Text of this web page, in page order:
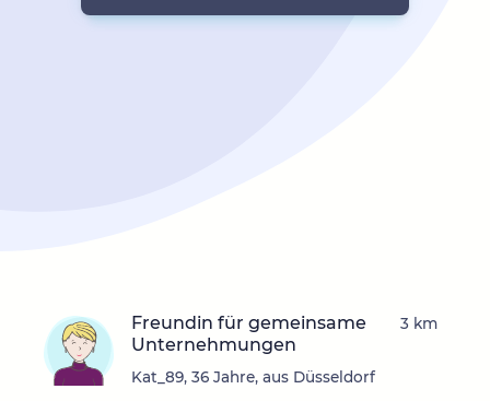
Freundin für gemeinsame
Unternehmungen
Kat_89, 36 Jahre, aus Düsseldorf
3 km